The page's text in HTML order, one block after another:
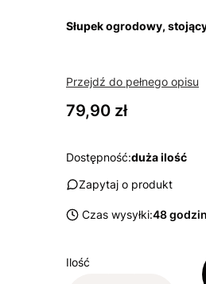
Słupek ogrodowy,
Przejdź do pełnego opisu
Cena
79,90 zł
Dostępność:duża ilość
Zapytaj o produkt
Czas wysyłki:48 godzin
Ilość